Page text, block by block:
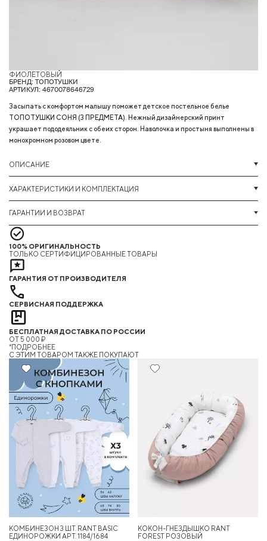
ФИОЛЕТОВЫЙ
БРЕНД: ТОПОТУШКИ
АРТИКУЛ: 4670078646729
Засыпать с комфортом малышу поможет детское постельное белье
ТОПОТУШКИ СОНЯ (3 ПРЕДМЕТА). Нежный дизайнерский принт
украшает пододеяльник с обеих сторон. Наволочка и простыня выполнены в
монохромном розовом цвете.
ОПИСАНИЕ
ХАРАКТЕРИСТИКИ И КОМПЛЕКТАЦИЯ
ГАРАНТИИ И ВОЗВРАТ
100% ОРИГИНАЛЬНОСТЬ
ТОЛЬКО СЕРТИФИЦИРОВАННЫЕ ТОВАРЫ
ГАРАНТИЯ ОТ ПРОИЗВОДИТЕЛЯ
СЕРВИСНАЯ ПОДДЕРЖКА
БЕСПЛАТНАЯ ДОСТАВКА ПО РОССИИ
ОТ 5 000 ₽
*ПОДРОБНЕЕ
C ЭТИМ ТОВАРОМ ТАКЖЕ ПОКУПАЮТ
КОМБИНЕЗОН 3 ШТ. RANT BASIC
ЕДИНОРОЖКИ АРТ. 1184/1684
КОКОН-ГНЕЗДЫШКО RANT
FOREST РОЗОВЫЙ